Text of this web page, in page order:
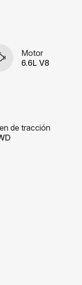
Motor
6.6L V8
de tracción